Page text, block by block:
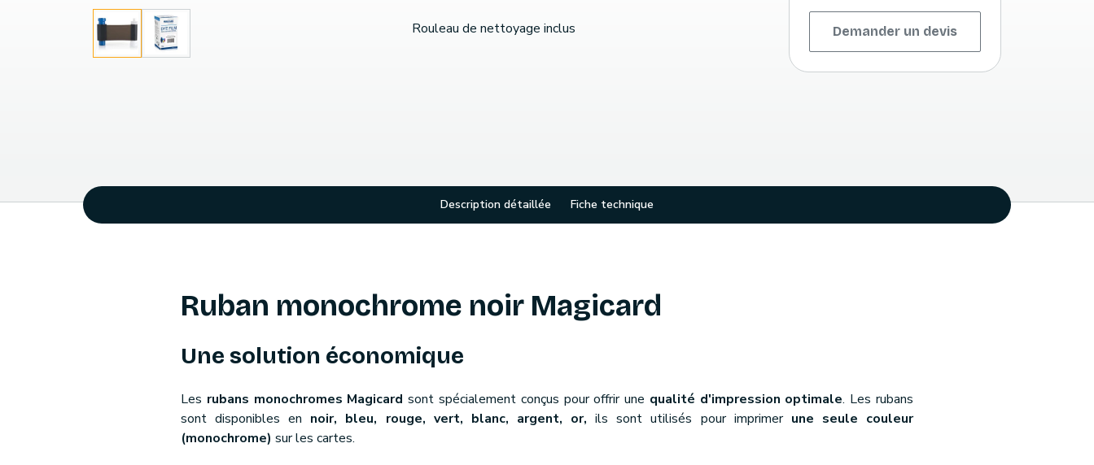
Rouleau de nettoyage inclus Demander un devis
Description détaillée Fiche technique
Ruban monochrome noir Magicard
Une solution économique
Les rubans monochromes Magicard sont spécialement conçus pour offrir une qualité d'impression optimale. Les rubans
sont disponibles en noir, bleu, rouge, vert, blanc, argent, or, ils sont utilisés pour imprimer une seule couleur
(monochrome) sur les cartes.